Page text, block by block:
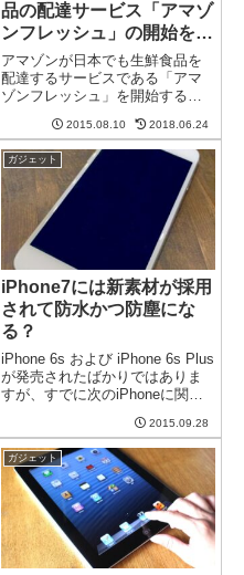
品の配達サービス「アマゾ
ンフレッシュ」の開始を検
討
アマゾンが日本でも生鮮食品を
配達するサービスである「アマ
ゾンフレッシュ」を開始するこ
ットスーパーは今や小さなスー
パーでもやっているビジネスで
すが、アマゾンの強みを発揮し
ていけるのでしょうか？スーパ
ーと提携し、アマ...
2015.08.10 2018.06.24
ガジェット
iPhone7には新素材が採用
されて防水かつ防塵にな
る？
iPhone 6s および iPhone 6s Plus
が発売されたばかりではありま
すが、すでに次のiPhoneに関す
iPhone 7では外装に新素材を採
用し、防水かつ防塵になるそう
です。まだ1年も先のことでは
あ...
2015.09.28
ガジェット